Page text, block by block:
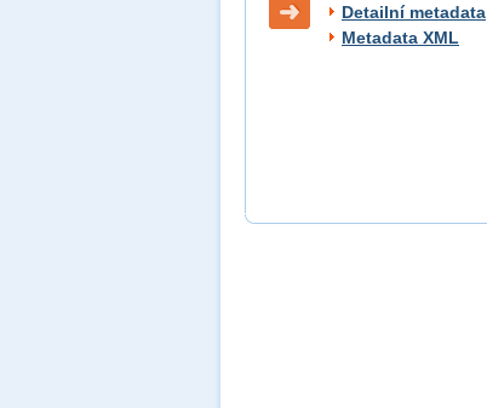
Detailní metadata
Metadata XML